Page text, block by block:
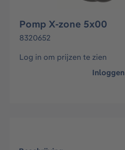
Pomp X-zone 5x00
8320652
Log in om prijzen te zien
Inloggen